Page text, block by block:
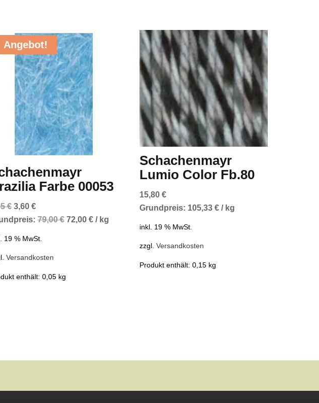
Angebot!
Farbe 00053
€ Ursprünglicher
Preis
3,60 €Aktueller
Preis
79,00€ 72,00 €/ kg
19 % MwSt.
Versandkosten
enthält: 0,05 kg
Schachenmayr
Lumio Color Fb.80
15,80€
Grundpreis: 105,33€ / kg
inkl. 19 % MwSt.
zzgl.Versandkosten
Produkt enthält: 0,15 kg